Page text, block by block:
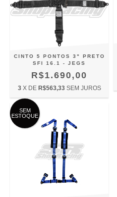
CINTO 5 PONTOS 3" PRETO
SFI 16.1 - JEGS
R$1.690,00
3 X DE R$563,33 SEM JUROS
SEM
ESTOQUE